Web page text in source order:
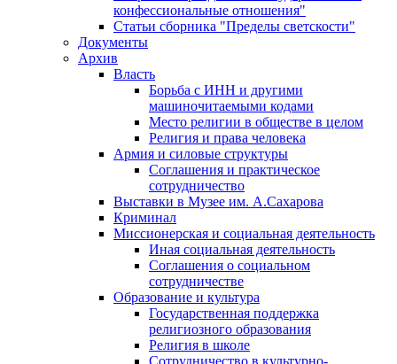
конфессиональные отношения"
Статьи сборника "Пределы светскости"
Документы
Архив
Власть
Борьба с ИНН и другими
машиночитаемыми кодами
Место религии в обществе в целом
Религия и права человека
Армия и силовые структуры
Соглашения и практическое
сотрудничество
Выставки в Музее им. А.Сахарова
Криминал
Миссионерская и социальная деятельность
Иная социальная деятельность
Соглашения о социальном
сотрудничестве
Образование и культура
Государственная поддержка
религиозного образования
Религия в школе
Сотрудничество в культурно-